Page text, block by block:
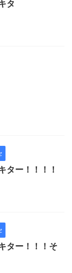
タ
ー！！！！
ター！！！そ